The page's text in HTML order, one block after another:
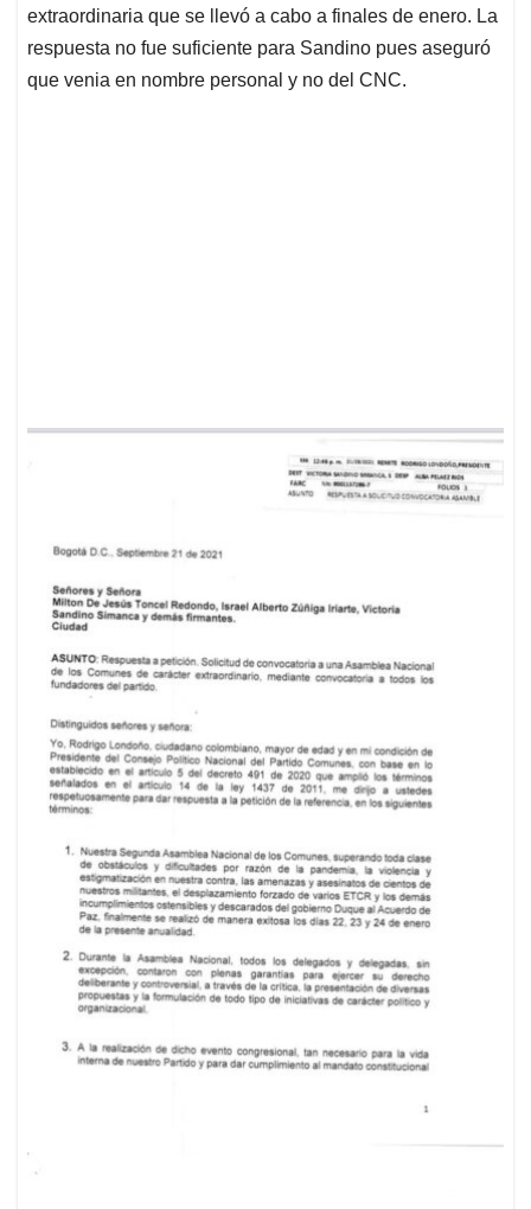
extraordinaria que se llevó a cabo a finales de enero. La
respuesta no fue suficiente para Sandino pues aseguró
que venia en nombre personal y no del CNC.